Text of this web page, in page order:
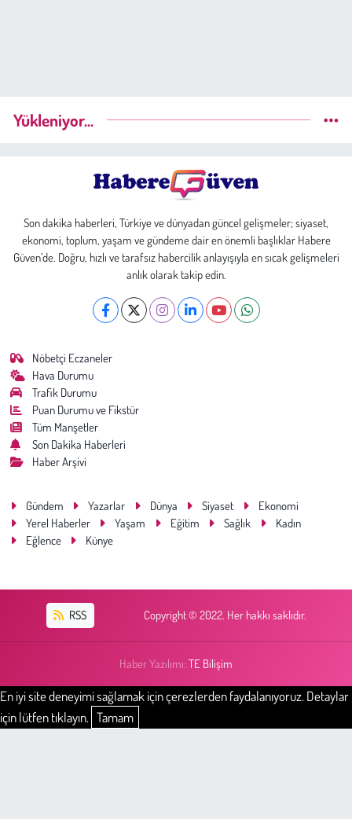
Yükleniyor...
Son dakika haberleri, Türkiye ve dünyadan güncel gelişmeler; siyaset,
ekonomi, toplum, yaşam ve gündeme dair en önemli başlıklar Habere
Güven’de. Doğru, hızlı ve tarafsız habercilik anlayışıyla en sıcak gelişmeleri
anlık olarak takip edin.
Nöbetçi Eczaneler
Hava Durumu
Trafik Durumu
Puan Durumu ve Fikstür
Tüm Manşetler
Son Dakika Haberleri
Haber Arşivi
Gündem Yazarlar Dünya Siyaset
Ekonomi
Yerel Haberler
Yaşam Eğitim Sağlık
Kadın
Eğlence
Künye
RSS Copyright © 2022. Her hakkı saklıdır.
Haber Yazılımı: TE Bilişim
En iyi site deneyimi sağlamak için çerezlerden faydalanıyoruz. Detaylar
için lütfen tıklayın. Tamam